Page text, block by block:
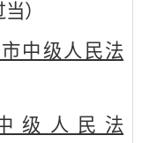
当）
中级人民法
级人民法